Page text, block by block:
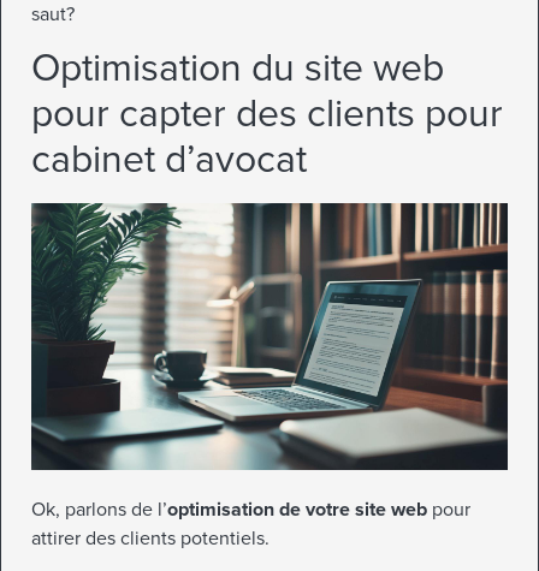
saut?
Optimisation du site web
pour capter des clients pour
cabinet d’avocat
Ok, parlons de l’optimisation de votre site web pour
attirer des clients potentiels.